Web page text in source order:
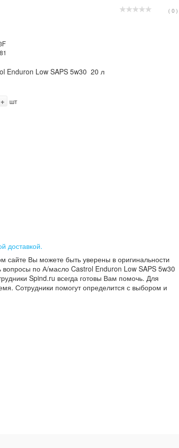
( 0 )
Enduron Low SAPS 5w30 20 л
+ шт
доставкой.
сайте Вы можете быть уверены в оригинальности
вопросы по А/масло Castrol Enduron Low SAPS 5w30
Spind.ru всегда готовы Вам помочь. Для
Сотрудники помогут определится с выбором и